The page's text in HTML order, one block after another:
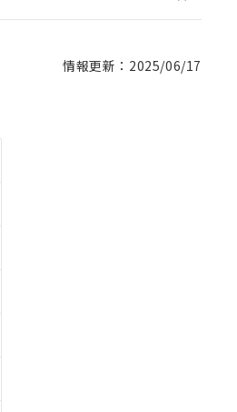
情報更新：2025/06/17